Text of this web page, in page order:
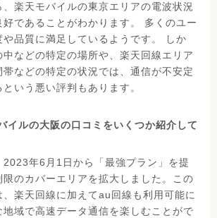
、楽天モバイルの東京エリアの電波状況
好であることがわかります。 多くのユー
品質に満足しているようです。 しか
中などの特定の場所や、楽天回線エリア
などの特定の状況では、通信が不安定
いう悪い評判もあります。
イルの大阪の口コミをいくつか紹介して
2023年6月1日から「最強プラン」を提
のカバーエリアを拡大しました。この
、楽天回線に加えてau回線も利用可能に
地域で高速データ通信を楽しむことがで